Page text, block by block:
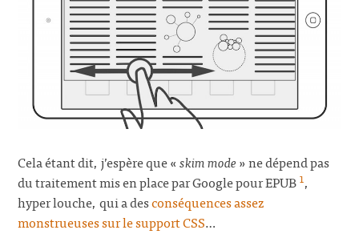
Cela étant dit, j’espère que «skim mode» ne dépend pas
du traitement mis en place par Google pour EPUB 1,
hyper louche, qui a desconséquences assez
monstrueuses sur le support CSS…